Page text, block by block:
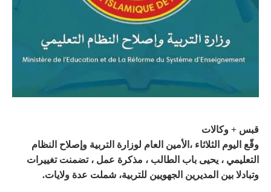
قبس + وكالات
وقّع اليوم الثلاثاء ،الأمين العام لوزارة التربية وإصلاح النظام
التعليمي ، يحيى باب الطالب ، مذكرة عمل ، تضمنت تغييرات
وتبادلا بين المديرين الجهويين للتربية، شملت عدة ولايات.